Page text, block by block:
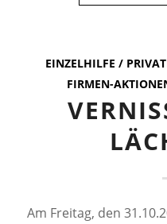
EINZELHILFE /
FIRMEN-
Am Freitag, den